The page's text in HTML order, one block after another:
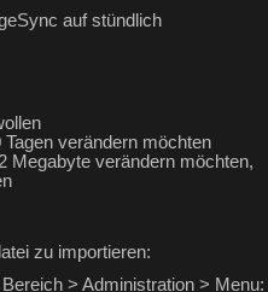
auf stündlich
verändern möchten
Megabyte verändern möchten,
zu importieren:
> Administration > Menu: